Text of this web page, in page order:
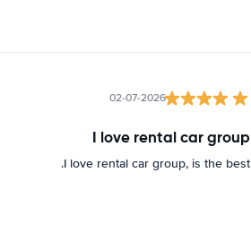
02-07-2026
I love rental car group
I love rental car group, is the best.